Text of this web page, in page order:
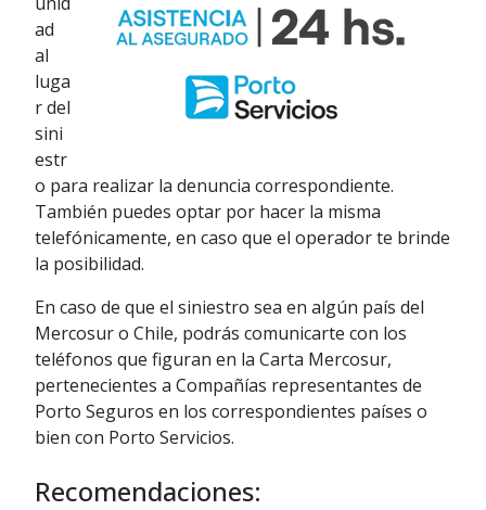
ad
al
luga
r del
sini
estr
o para realizar la denuncia correspondiente.
También puedes optar por hacer la misma
telefónicamente, en caso que el operador te brinde
la posibilidad.
En caso de que el siniestro sea en algún país del
Mercosur o Chile, podrás comunicarte con los
teléfonos que figuran en la Carta Mercosur,
pertenecientes a Compañías representantes de
Porto Seguros en los correspondientes países o
bien con Porto Servicios.
Recomendaciones: